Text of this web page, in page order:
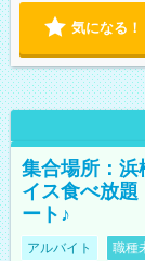
気になる！
集合場所：浜
イス食べ放題
ート♪
アルバイト 職種